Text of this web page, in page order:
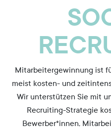
Mitarbeitergewinnung ist
meist kosten- und
Wir unterstützen Sie mit
Recruiting-Strategie
Bewerber*innen,